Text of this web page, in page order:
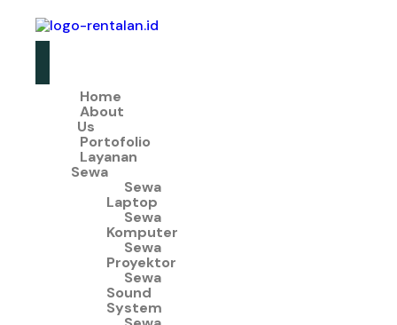
Home
About
Us
Portofolio
Layanan
Sewa
Sewa
Laptop
Sewa
Komputer
Sewa
Proyektor
Sewa
Sound
System